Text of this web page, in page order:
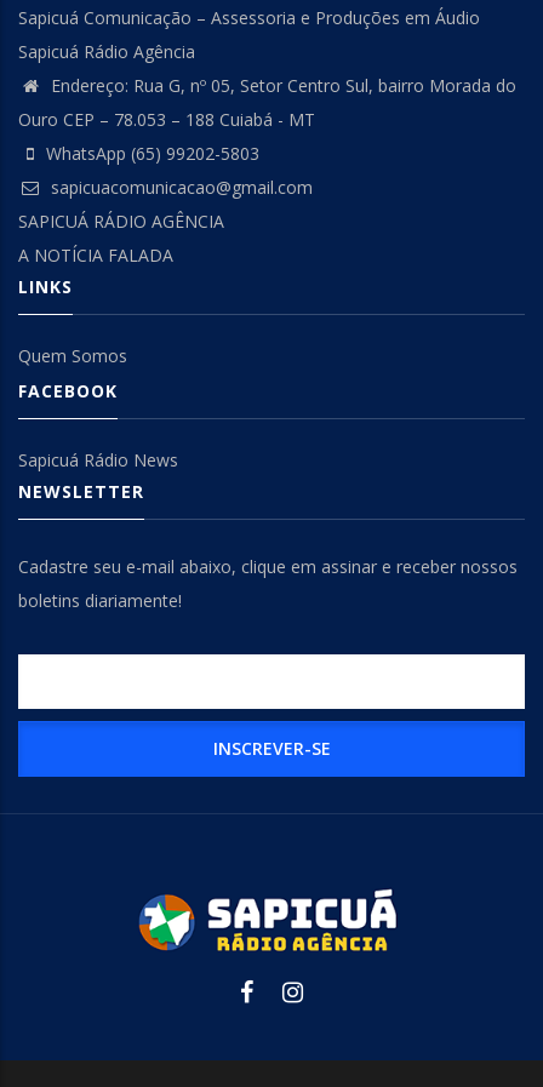
Sapicuá Comunicação – Assessoria e Produções em Áudio
Sapicuá Rádio Agência
Endereço: Rua G, nº 05, Setor Centro Sul, bairro Morada do
Ouro CEP – 78.053 – 188 Cuiabá - MT
WhatsApp (65) 99202-5803
sapicuacomunicacao@gmail.com
SAPICUÁ RÁDIO AGÊNCIA
A NOTÍCIA FALADA
LINKS
Quem Somos
FACEBOOK
Sapicuá Rádio News
NEWSLETTER
Cadastre seu e-mail abaixo, clique em assinar e receber nossos
boletins diariamente!